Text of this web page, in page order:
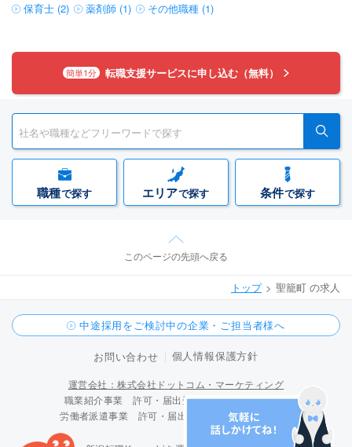
保育士 (2) 薬剤師 (1) その他職種 (1)
簡単1分 転職支援サービスに申し込む（無料）
職種で探す エリアで探す 条件で探す
このページの先頭へ戻る
トップ 聖籠町 の求人
中途採用をご検討中の企業・ご担当者様へ
お問い合わせ 個人情報保護方針
運営会社：株式会社ドットコム・マーケティング
職業紹介事業 許可・届出受理番号 15-ユ-300096
労働者派遣事業 許可・届出受理番号 派 15-300424